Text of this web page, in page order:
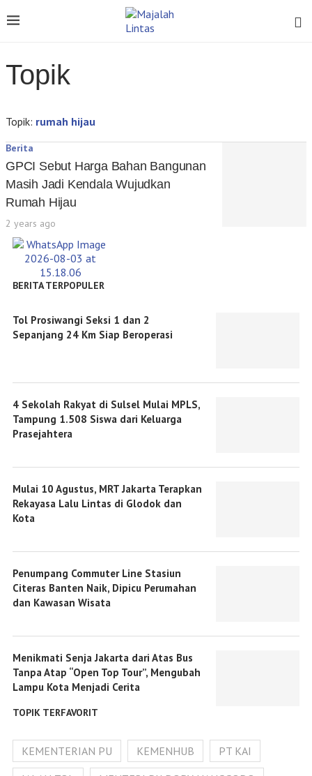
Topik
Topik: rumah hijau
Berita
GPCI Sebut Harga Bahan Bangunan
Masih Jadi Kendala Wujudkan
Rumah Hijau
2 years ago
BERITA TERPOPULER
Tol Prosiwangi Seksi 1 dan 2
Sepanjang 24 Km Siap Beroperasi
4 Sekolah Rakyat di Sulsel Mulai MPLS,
Tampung 1.508 Siswa dari Keluarga
Prasejahtera
Mulai 10 Agustus, MRT Jakarta Terapkan
Rekayasa Lalu Lintas di Glodok dan
Kota
Penumpang Commuter Line Stasiun
Citeras Banten Naik, Dipicu Perumahan
dan Kawasan Wisata
Menikmati Senja Jakarta dari Atas Bus
Tanpa Atap “Open Top Tour”, Mengubah
Lampu Kota Menjadi Cerita
TOPIK TERFAVORIT
KEMENTERIAN PU KEMENHUB
PT KAI